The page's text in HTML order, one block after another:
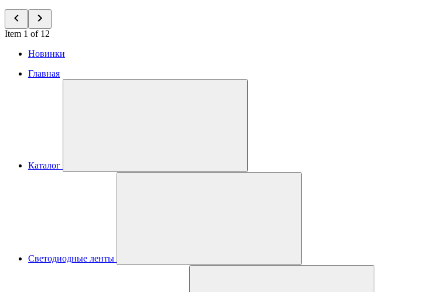
Item 1 of 12
Новинки
Главная
Каталог
Светодиодные ленты